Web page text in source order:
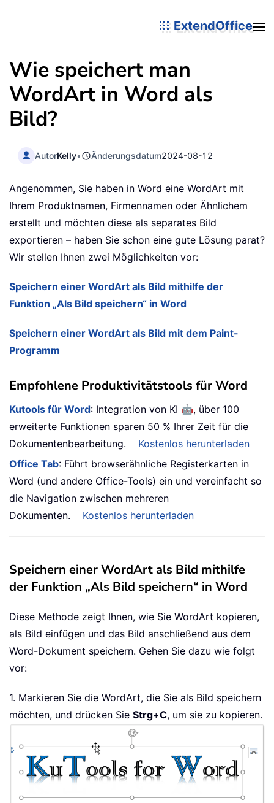
ExtendOffice
Wie speichert man
WordArt in Word als
Bild?
AutorKelly• Änderungsdatum2024-08-12
Angenommen, Sie haben in Word eine WordArt mit
Ihrem Produktnamen, Firmennamen oder Ähnlichem
erstellt und möchten diese als separates Bild
exportieren – haben Sie schon eine gute Lösung parat?
Wir stellen Ihnen zwei Möglichkeiten vor:
Speichern einer WordArt als Bild mithilfe der
Funktion „Als Bild speichern“ in Word
Speichern einer WordArt als Bild mit dem Paint-
Programm
Empfohlene Produktivitätstools für Word
Kutools für Word: Integration von KI 🤖, über 100
erweiterte Funktionen sparen 50 % Ihrer Zeit für die
Dokumentenbearbeitung.
Kostenlos herunterladen
Office Tab: Führt browserähnliche Registerkarten in
Word (und andere Office-Tools) ein und vereinfacht so
die Navigation zwischen mehreren
Dokumenten.
Kostenlos herunterladen
Speichern einer WordArt als Bild mithilfe
der Funktion „Als Bild speichern“ in Word
Diese Methode zeigt Ihnen, wie Sie WordArt kopieren,
als Bild einfügen und das Bild anschließend aus dem
Word-Dokument speichern. Gehen Sie dazu wie folgt
vor:
1. Markieren Sie die WordArt, die Sie als Bild speichern
möchten, und drücken Sie Strg+C, um sie zu kopieren.